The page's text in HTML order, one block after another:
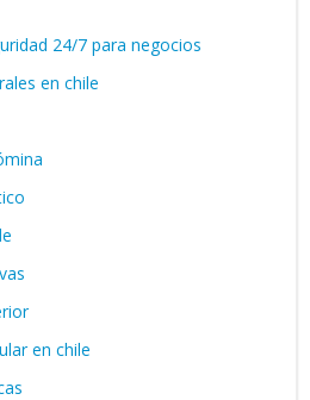
24/7 para negocios
en chile
en chile